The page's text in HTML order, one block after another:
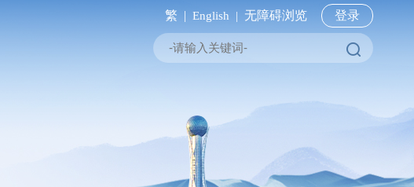
繁 | English | 无障碍浏览 登录